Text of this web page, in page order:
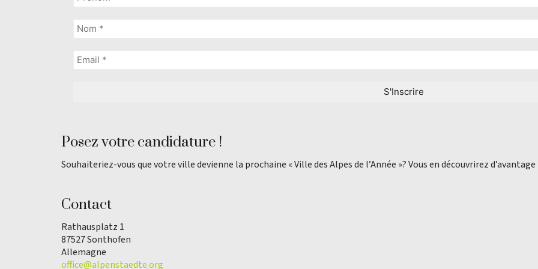
Posez votre candidature !
Souhaiteriez-vous que votre ville devienne la prochaine « Ville des Alpes de l’Année »? Vous en découvrirez d’avantage
Contact
Rathausplatz 1
87527 Sonthofen
Allemagne
office@alpenstaedte.org